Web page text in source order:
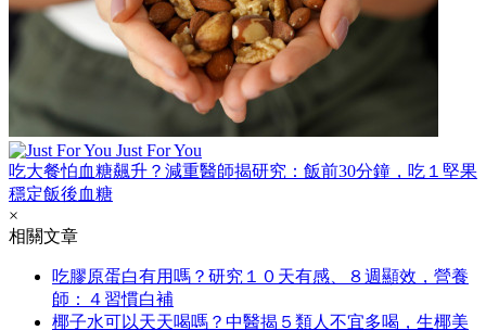
Just For You
吃大餐怕血糖飆升？減重醫師揭研究：飯前30分鐘，吃１堅果
穩定飯後血糖
×
相關文章
吃膠原蛋白有用嗎？研究１０天有感、８週顯效，營養
師：４習慣白補
椰子水可以天天喝嗎？中醫揭５類人不宜多喝，生椰美